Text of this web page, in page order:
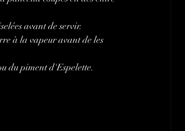
avant de servir.
à la vapeur avant de les
du piment d'Espelette.